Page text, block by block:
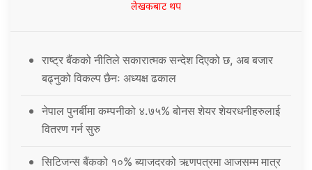
लेखकबाट थप
राष्ट्र बैंकको नीतिले सकारात्मक सन्देश दिएको छ, अब बजार
बढ्नुको विकल्प छैनः अध्यक्ष ढकाल
नेपाल पुनर्बीमा कम्पनीको ४.७५% बोनस शेयर शेयरधनीहरुलाई
वितरण गर्न सुरु
सिटिजन्स बैंकको १०% ब्याजदरको ऋणपत्रमा आजसम्म मात्र